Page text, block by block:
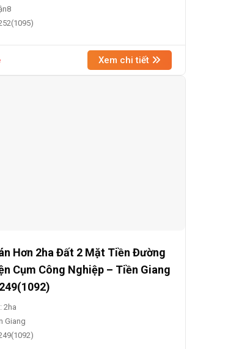
Xem chi tiết
Hơn 2ha Đất 2 Mặt Tiền Đường
Cụm Công Nghiệp – Tiền Giang
2ha
Giang